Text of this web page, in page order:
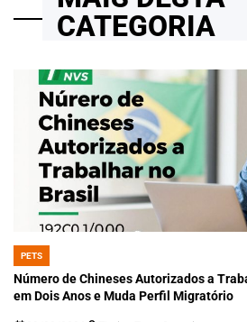
CATEGORIA
POSTED
IN
PETS
Número de Chineses Autorizados a
em Dois Anos e Muda Perfil Migratório